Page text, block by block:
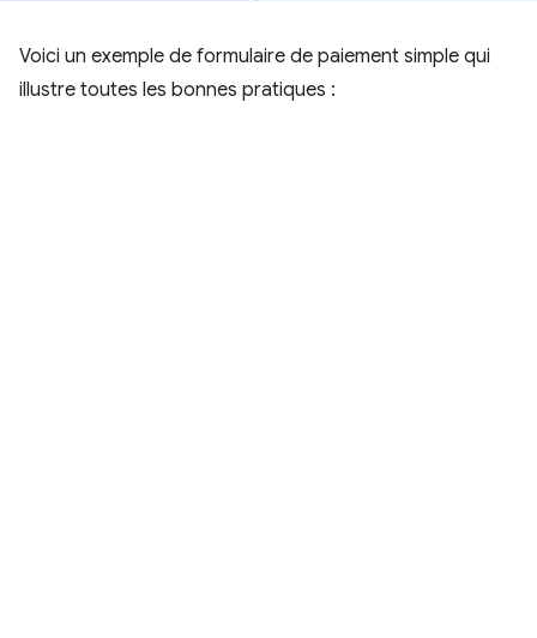
Voici un exemple de formulaire de paiement simple qui
illustre toutes les bonnes pratiques :